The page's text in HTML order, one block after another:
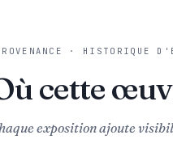
· HISTORIQUE
cette
exposition ajoute